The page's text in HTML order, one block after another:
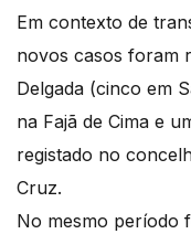
Em contexto de
novos casos foram
Delgada (cinco em
na Fajã de Cima e
registado no
Cruz.
No mesmo período